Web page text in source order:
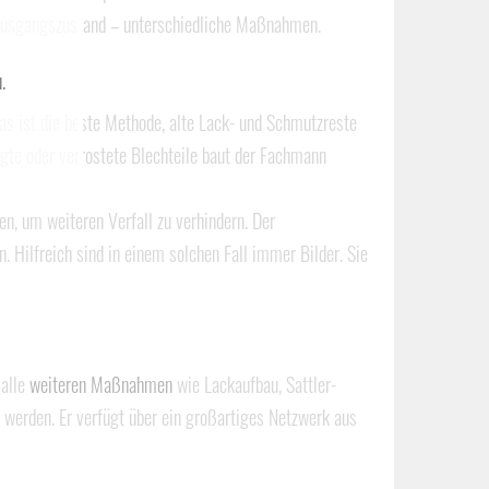
– unterschiedliche Maßnahmen.
ist die beste Methode, alte Lack- und Schmutzreste
oder verrostete Blechteile baut der Fachmann
um weiteren Verfall zu verhindern. Der
Hilfreich sind in einem solchen Fall immer Bilder. Sie
weiteren Maßnahmenwie Lackaufbau, Sattler-
Er verfügt über ein großartiges Netzwerk aus